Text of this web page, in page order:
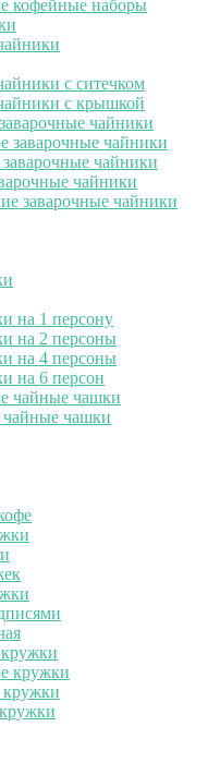
кофейные наборы
с ситечком
с крышкой
чайники
заварочные чайники
чайники
чайники
заварочные чайники
на 1 персону
на 2 персоны
на 4 персоны
на 6 персон
чайные чашки
чашки
кружки